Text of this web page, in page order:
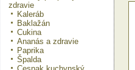
zdravie
Kaleráb
Baklažán
Cukina
Ananás a zdravie
Paprika
Špalda